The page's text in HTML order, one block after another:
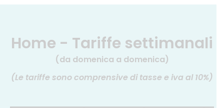
Home - Tariffe settimanali
(da domenica a domenica)
(Le tariffe sono comprensive di tasse e iva al 10%)